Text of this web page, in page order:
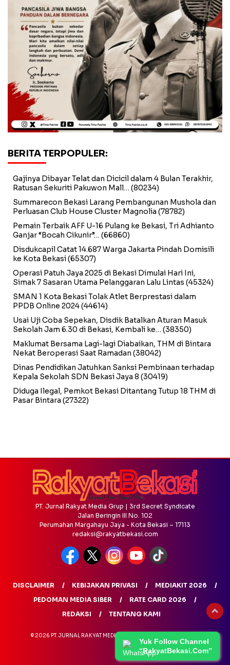
BERITA TERPOPULER:
Gajinya Dibayar Telat dan Dicicil dalam 4 Bulan Terakhir,
Ratusan Sekuriti Pakuwon Mall… (80234)
Summarecon Bekasi Larang Pembangunan Mushola dan
Perluasan Club House Cluster Magnolia (78782)
Pemain Terbaik AFF U-16 Pulang ke Bekasi, Tri Adhianto
Ganjar “Bocah Cikunir”… (66860)
Disdukcapil Catat 14.687 Warga Jakarta Pindah Domisili
ke Kota Bekasi(65307)
Operasi Patuh Jaya 2025 di Bekasi Dimulai Hari Ini,
Simak 7 Sasaran Utama Pelanggaran Lalu Lintas (45324)
SMAN 1 Kota Bekasi Tolak Atlet Berprestasi dalam
PPDB Online 2024(44614)
Usai Uji Coba Sepekan, Disdik Batalkan Aturan Masuk
Sekolah Jam 6.30 di Bekasi, Kembali ke… (38350)
Maklumat Bersama Lagi-lagi Diabaikan, THM di Bintara
Nekat Beroperasi Saat Ramadan (38042)
Dinas Pendidikan Jatuhkan Sanksi Pembinaan terhadap
Kepala Sekolah SDN Bekasi Jaya 8 (30419)
Diduga Ilegal, Pemkot Bekasi Ditantang Tutup 18 THM di
Pasar Bintara (27322)
Yuk Follow Channel
“RakyatBekasi.Com”
PT. Jurnal Rakyat Media Grup | 3rd Secret Syndicate
Jalan Beringin III No. 102
Perumahan Margahayu Jaya - Kota Bekasi – 17113
redaksi@rakyatbekasi.com
DISCLAIMER KEBIJAKAN PRIVASI
MEDIAKIT 2026
PEDOMAN MEDIA SIBER
RATE CARD 2026
REDAKSI
TENTANG KAMI
© 2026 PT. JURNAL RAKYAT MEDIA GRUP - ALL RIGHTS RESERVED